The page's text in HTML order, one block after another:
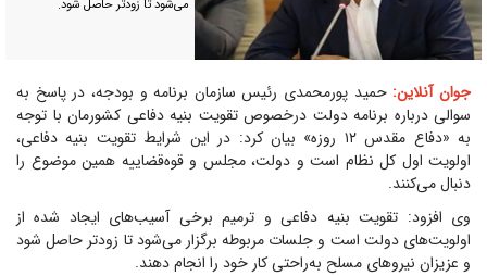
می‌شود تا زودتر حاصل شود.
جوان آنلاین:حمید پورمحمدی رئیس سازمان برنامه و بودجه، در پاسخ به
سوالی درباره برنامه دولت درخصوص تقویت بنیه دفاعی کشورمان با توجه
به «دفاع مقدس ۱۲ روزه» بیان کرد: در این شرایط تقویت بنیه دفاعی،
اولویت اول کل نظام است و دولت، مجلس و قوه‌قضاییه همین موضوع را
دنبال می‌کنند.
وی افزود: تقویت بنیه دفاعی و ترمیم برخی آسیب‌های ایجاد شده از
اولویت‌های دولت است و جلسات مربوطه برگزار می‌شود تا زودتر حاصل شود
و عزیزان نیروهای مسلح به‌راحتی کار خود را انجام دهند.